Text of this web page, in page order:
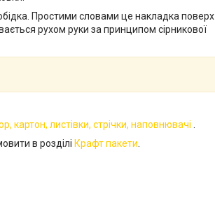
Простими словами це накладка поверх
рухом руки за принципом сірникової
картон, листівки, стрічки, наповнювачі .
в розділі Крафт пакети.